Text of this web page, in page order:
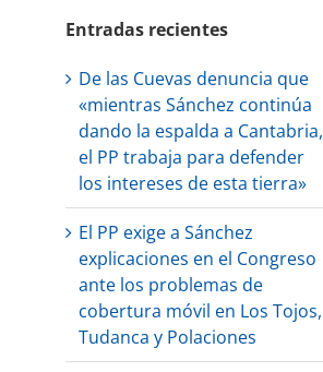
Entradas recientes
De las Cuevas denuncia que
«mientras Sánchez continúa
dando la espalda a Cantabria,
el PP trabaja para defender
los intereses de esta tierra»
El PP exige a Sánchez
explicaciones en el Congreso
ante los problemas de
cobertura móvil en Los Tojos,
Tudanca y Polaciones